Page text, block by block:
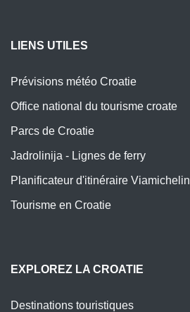
LIENS UTILES
Prévisions météo Croatie
Office national du tourisme croate
Parcs de Croatie
Jadrolinija - Lignes de ferry
Planificateur d'itinéraire Viamichelin
Tourisme en Croatie
EXPLOREZ LA CROATIE
Destinations touristiques